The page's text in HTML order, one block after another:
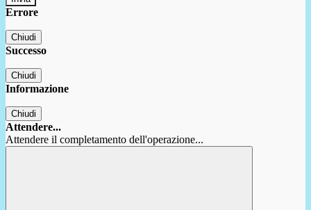
Errore
Chiudi
Successo
Chiudi
Informazione
Chiudi
Attendere...
Attendere il completamento dell'operazione...